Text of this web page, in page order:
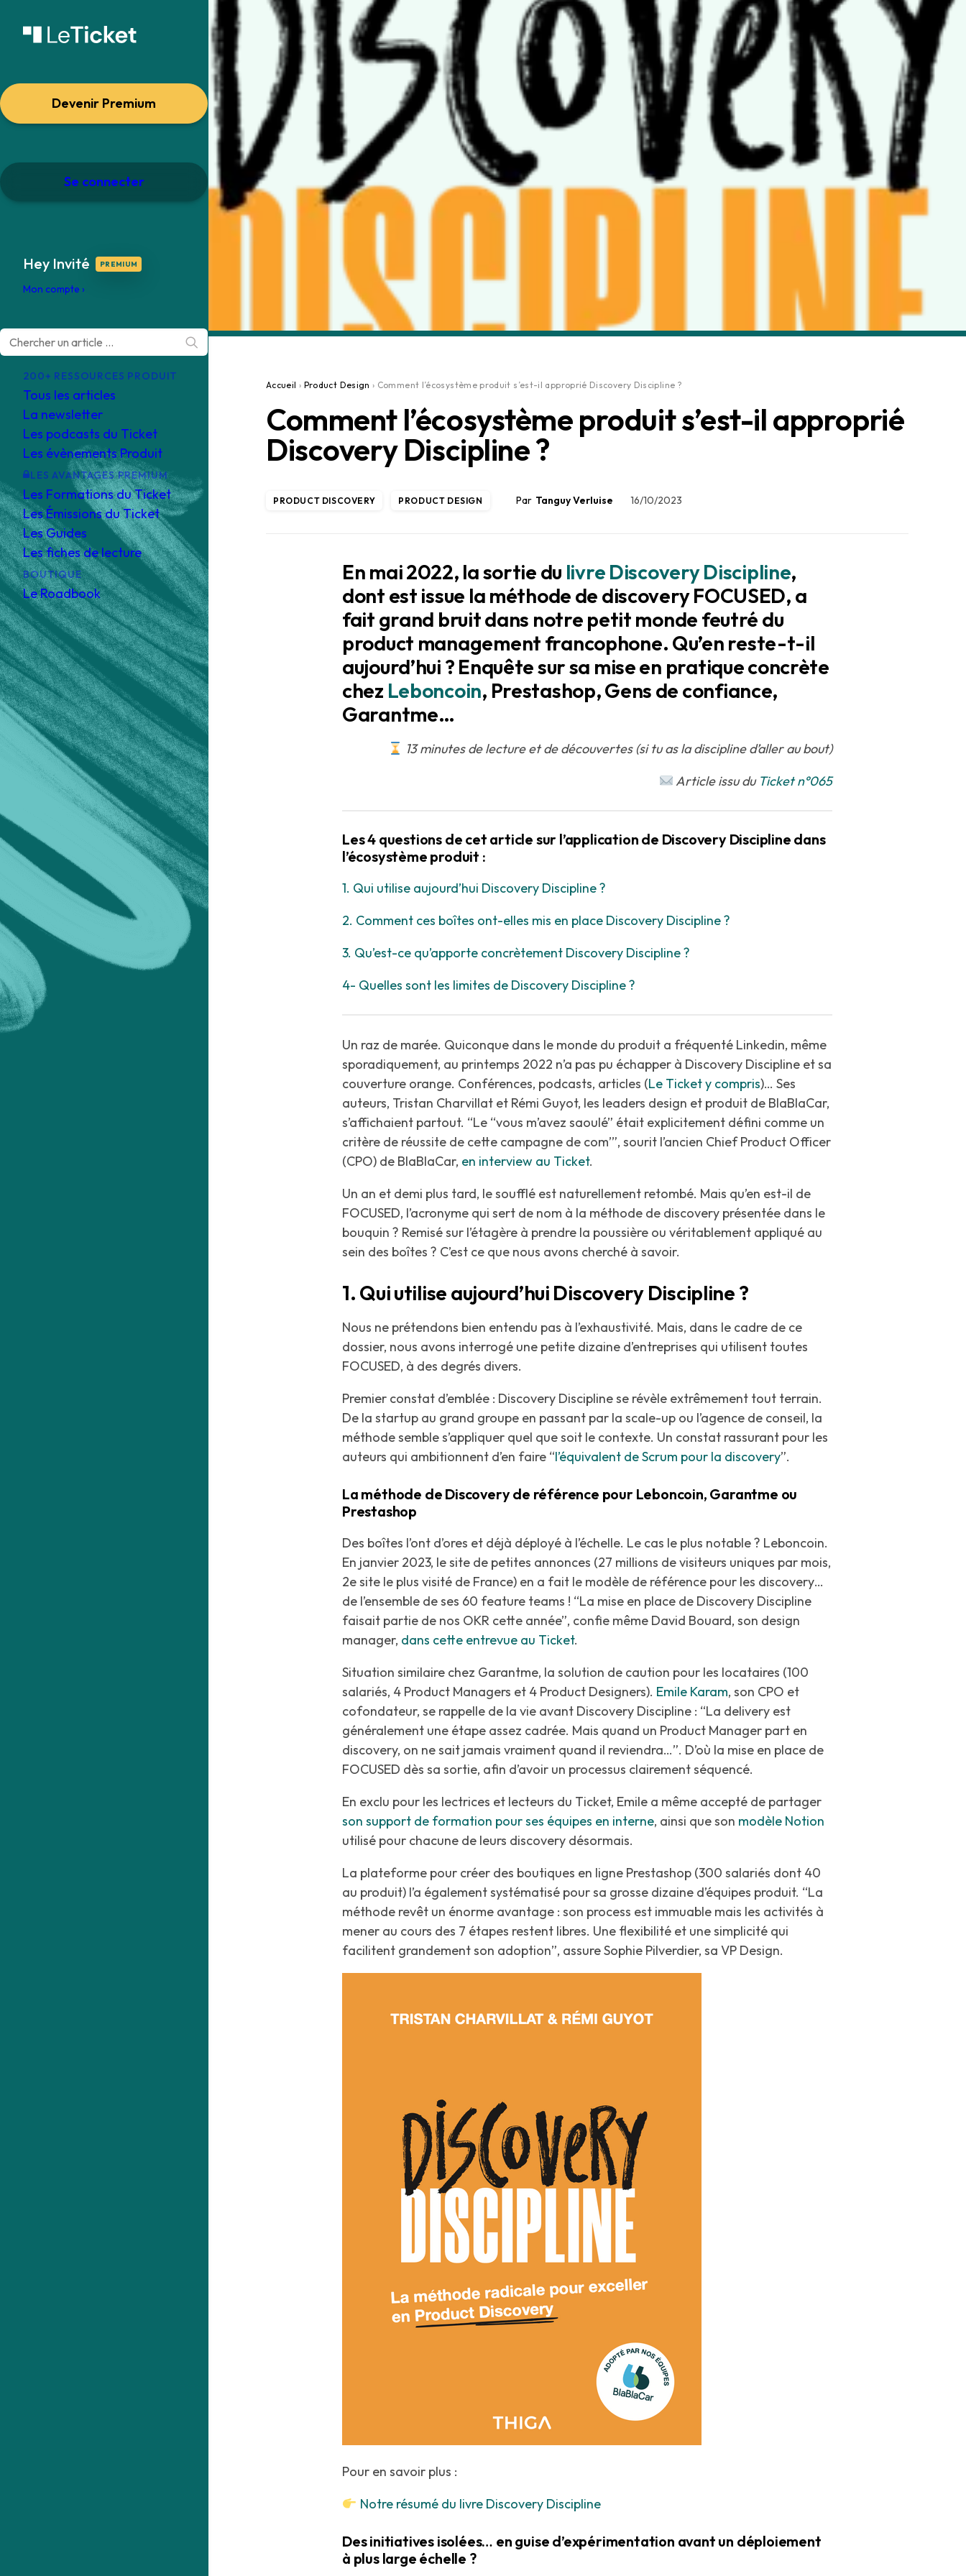
200+ RESSOURCES PRODUIT
Tous les articles
La newsletter
Les podcasts du Ticket
Les évènements Produit
LES AVANTAGES PREMIUM
Les Formations du Ticket
Les Émissions du Ticket
Les Guides
Les fiches de lecture
BOUTIQUE
Le Roadbook
Devenir Premium
Se connecter
Hey Invité
Mon compte ›
Accueil › Product Design › Comment l’écosystème produit s’est-il approprié Discovery Discipline ?
Comment l’écosystème produit s’est-il approprié
Discovery Discipline ?
PRODUCT DISCOVERY PRODUCT DESIGN Tanguy Verluise 16/10/2023
En mai 2022, la sortie du livre Discovery Discipline,
dont est issue la méthode de discovery FOCUSED, a
fait grand bruit dans notre petit monde feutré du
product management francophone. Qu’en reste-t-il
aujourd’hui ? Enquête sur sa mise en pratique concrète
chez Leboncoin, Prestashop, Gens de confiance,
Garantme…
13 minutes de lecture et de découvertes (si tu as la discipline d’aller au bout)
Article issu du Ticket n°065
Les 4 questions de cet article sur l’application de Discovery Discipline dans
l’écosystème produit :
1. Qui utilise aujourd’hui Discovery Discipline ?
2. Comment ces boîtes ont-elles mis en place Discovery Discipline ?
3. Qu’est-ce qu’apporte concrètement Discovery Discipline ?
4- Quelles sont les limites de Discovery Discipline ?
Un raz de marée. Quiconque dans le monde du produit a fréquenté Linkedin, même
sporadiquement, au printemps 2022 n’a pas pu échapper à Discovery Discipline et sa
couverture orange. Conférences, podcasts, articles (Le Ticket y compris)… Ses
auteurs, Tristan Charvillat et Rémi Guyot, les leaders design et produit de BlaBlaCar,
s’affichaient partout. “Le “vous m’avez saoulé” était explicitement défini comme un
critère de réussite de cette campagne de com’”, sourit l’ancien Chief Product Officer
(CPO) de BlaBlaCar, en interview au Ticket.
Un an et demi plus tard, le soufflé est naturellement retombé. Mais qu’en est-il de
FOCUSED, l’acronyme qui sert de nom à la méthode de discovery présentée dans le
bouquin ? Remisé sur l’étagère à prendre la poussière ou véritablement appliqué au
sein des boîtes ? C’est ce que nous avons cherché à savoir.
1. Qui utilise aujourd’hui Discovery Discipline ?
Nous ne prétendons bien entendu pas à l’exhaustivité. Mais, dans le cadre de ce
dossier, nous avons interrogé une petite dizaine d’entreprises qui utilisent toutes
FOCUSED, à des degrés divers.
Premier constat d’emblée : Discovery Discipline se révèle extrêmement tout terrain.
De la startup au grand groupe en passant par la scale-up ou l’agence de conseil, la
méthode semble s’appliquer quel que soit le contexte. Un constat rassurant pour les
auteurs qui ambitionnent d’en faire “l’équivalent de Scrum pour la discovery”.
La méthode de Discovery de référence pour Leboncoin, Garantme ou
Prestashop
Des boîtes l’ont d’ores et déjà déployé à l’échelle. Le cas le plus notable ? Leboncoin.
En janvier 2023, le site de petites annonces (27 millions de visiteurs uniques par mois,
2e site le plus visité de France) en a fait le modèle de référence pour les discovery…
de l’ensemble de ses 60 feature teams ! “La mise en place de Discovery Discipline
faisait partie de nos OKR cette année”, confie même David Bouard, son design
manager, dans cette entrevue au Ticket.
Situation similaire chez Garantme, la solution de caution pour les locataires (100
salariés, 4 Product Managers et 4 Product Designers). Emile Karam, son CPO et
cofondateur, se rappelle de la vie avant Discovery Discipline : “La delivery est
généralement une étape assez cadrée. Mais quand un Product Manager part en
discovery, on ne sait jamais vraiment quand il reviendra…”. D’où la mise en place de
FOCUSED dès sa sortie, afin d’avoir un processus clairement séquencé.
En exclu pour les lectrices et lecteurs du Ticket, Emile a même accepté de partager
son support de formation pour ses équipes en interne, ainsi que son modèle Notion
utilisé pour chacune de leurs discovery désormais.
La plateforme pour créer des boutiques en ligne Prestashop (300 salariés dont 40
au produit) l’a également systématisé pour sa grosse dizaine d’équipes produit. “La
méthode revêt un énorme avantage : son process est immuable mais les activités à
mener au cours des 7 étapes restent libres. Une flexibilité et une simplicité qui
facilitent grandement son adoption”, assure Sophie Pilverdier, sa VP Design.
Pour en savoir plus :
Notre résumé du livre Discovery Discipline
Des initiatives isolées… en guise d’expérimentation avant un déploiement
à plus large échelle ?